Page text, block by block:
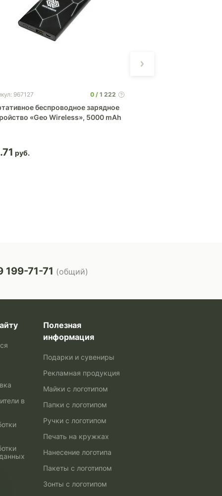
967127 0 1 222
беспроводное зарядное
«Geo Wireless», 5000 mAh
199-71-71 (общий)
в
Полезная
информация
Подарки и сувениры
Рекламная продукция
Майки с логотипом
Папки с логотипом
Ручки с логотипом
Печать на кружках
Нанесение логотипа
Пакеты с логотипом
Зонты с логотипом